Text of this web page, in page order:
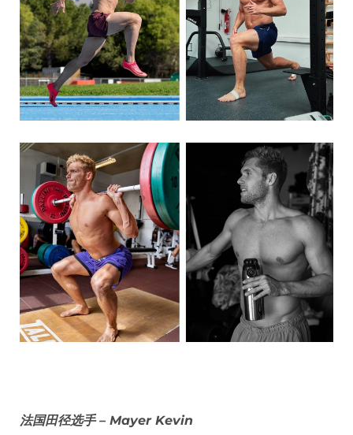
法国田径选手 – Mayer Kevin